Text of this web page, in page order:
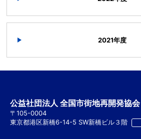
2021年度
公益社団法人 全国市街地再開発協会
〒105-0004
東京都港区新橋6-14-5 SW新橋ビル３階